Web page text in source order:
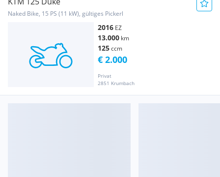
Naked Bike, 15 PS (11 kW), gültiges Pickerl
2016 EZ
13.000 km
125ccm
Privat
2851 Krumbach
€ 2.000